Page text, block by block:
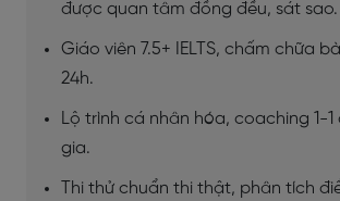
được quan tâm đồng đều, sát sao.
Giáo viên 7.5+ IELTS, chấm chữa
24h.
Lộ trình cá nhân hóa, coaching 1-1
gia.
Thi thử chuẩn thi thật, phân tích